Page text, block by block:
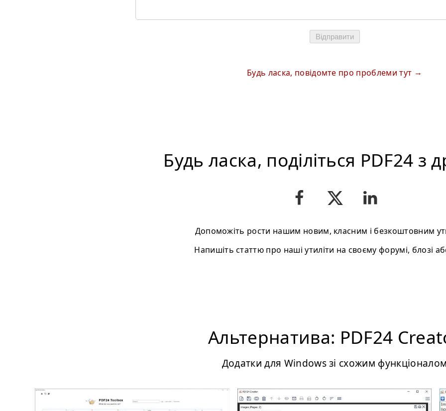
Відправити
Будь ласка, повідомте про проблеми тут
Будь ласка, поділіться PDF24 з
Допоможіть рости нашим новим, класним і безкоштовним
Напишіть статтю про нашi утиліти на своєму форумі, блозі
Альтернатива: PDF24
Додатки для Windows зі схожим функціоналом